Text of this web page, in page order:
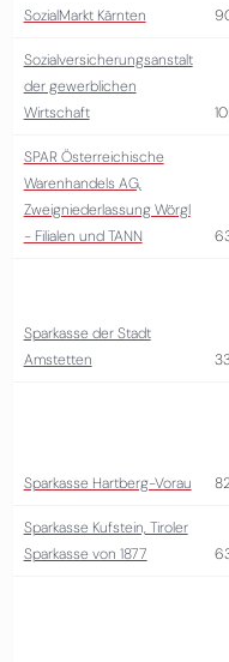
SozialMarkt Kärnten
Sozialversicherungsanstalt
der gewerblichen
Wirtschaft
SPAR Österreichische
Warenhandels AG,
Zweigniederlassung Wörgl
- Filialen und TANN
Sparkasse der Stadt
Amstetten
Sparkasse Hartberg-Vorau
Sparkasse Kufstein, Tiroler
Sparkasse von 1877